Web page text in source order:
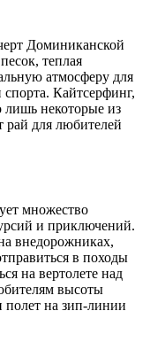
Доминиканской
теплая
атмосферу для
Кайтсерфинг,
некоторые из
рай для любителей
множество
и приключений.
внедорожниках,
в походы
на вертолете над
высоты
на зип-линии